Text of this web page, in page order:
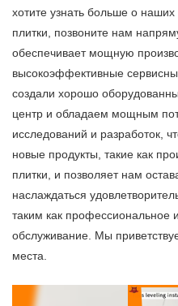
хотите узнать больше о
плитки, позвоните нам
обеспечивает мощную
высокоэффективные
создали хорошо
центр и обладаем мощным
исследований и разработок,
новые продукты, такие как
плитки, и позволяет нам
наслаждаться
таким как профессиональное
обслуживание. Мы
места.